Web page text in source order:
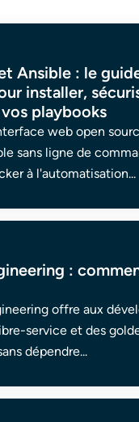
Ansible : le
installer,
playbooks
web open
sans ligne de
à l'automatisation...
:
offre aux
service et des
dépendre...